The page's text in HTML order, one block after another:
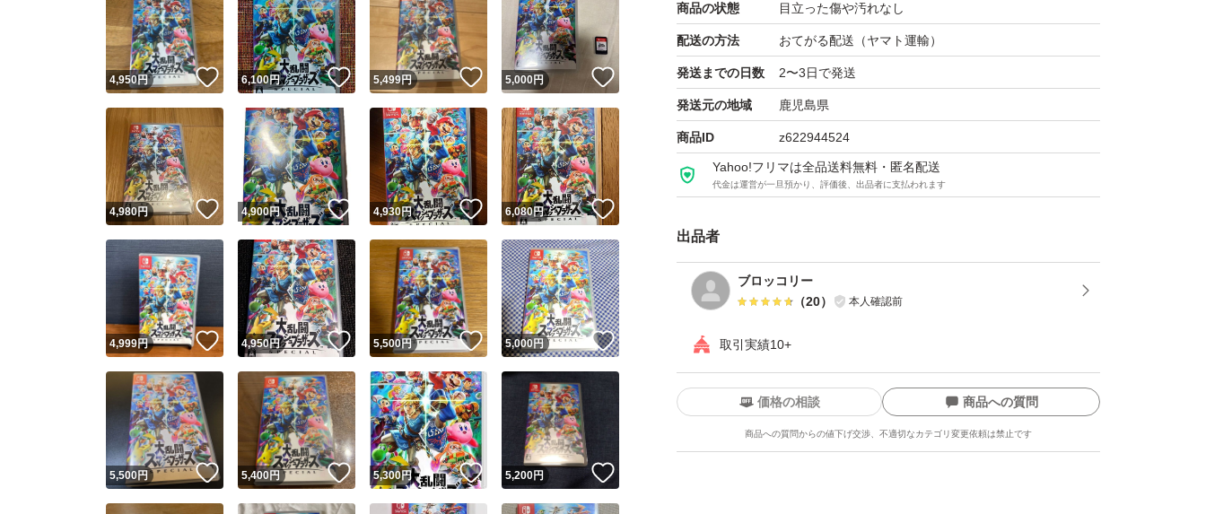
商品の状態 目立った傷や汚れなし
配送の方法 おてがる配送（ヤマト運輸）
発送までの日数 2〜3日で発送
発送元の地域 鹿児島県
商品ID z622944524
Yahoo!フリマは全品送料無料・匿名配送
代金は運営が一旦預かり、評価後、出品者に支払われます
出品者
ブロッコリー
（20） 本人確認前
取引実績10+
ユーザーの実績について
Yahoo!フリマが定めた一定の基準を満たしたユーザーにバッジを付与しています
価格の相談 商品への質問
商品への質問からの値下げ交渉、不適切なカテゴリ変更依頼は禁止です
4,950円 いいね！
6,100円 いいね！
5,499円 いいね！
5,000円
4,980円 いいね！
4,900円 いいね！
4,930円 いいね！
6,080円 いいね！
4,999円 いいね！
4,950円 いいね！
5,500円 いいね！
5,000円 いいね！
5,500円 いいね！
5,400円 いいね！
5,300円 いいね！
5,200円